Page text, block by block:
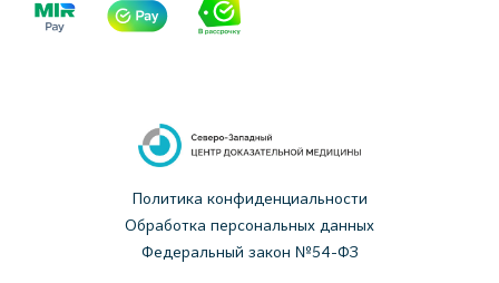
Политика конфиденциальности
Обработка персональных данных
Федеральный закон №54-ФЗ